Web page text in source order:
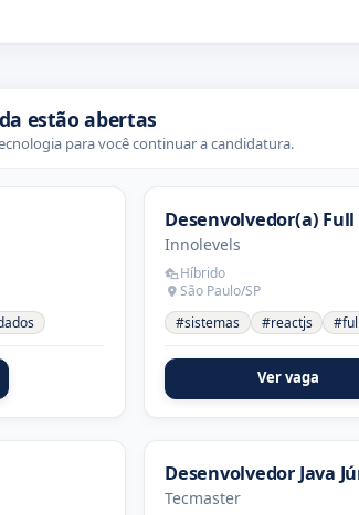
estão abertas
para você continuar a candidatura.
Desenvolvedor(a) Full
Innolevels
Híbrido
São Paulo/SP
#sistemas
#reactjs
Ver vaga
Desenvolvedor Java
Tecmaster